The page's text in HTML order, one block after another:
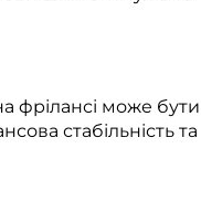
фрілансі може бути
стабільність та